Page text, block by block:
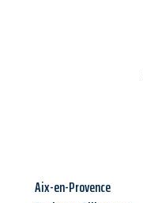
Aix-en-Provence